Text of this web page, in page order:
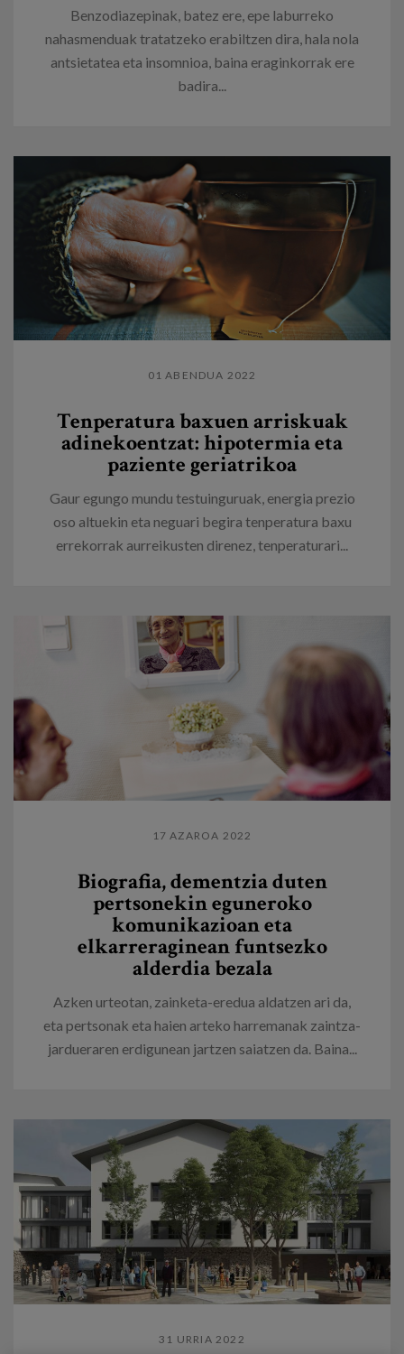
Benzodiazepinak, batez ere, epe laburreko
nahasmenduak tratatzeko erabiltzen dira, hala nola
antsietatea eta insomnioa, baina eraginkorrak ere
badira...
01 ABENDUA 2022
Tenperatura baxuen arriskuak
adinekoentzat: hipotermia eta
paziente geriatrikoa
Gaur egungo mundu testuinguruak, energia prezio
oso altuekin eta neguari begira tenperatura baxu
errekorrak aurreikusten direnez, tenperaturari...
17 AZAROA 2022
Biografia, dementzia duten
pertsonekin eguneroko
komunikazioan eta
elkarreraginean funtsezko
alderdia bezala
Azken urteotan, zainketa-eredua aldatzen ari da,
eta pertsonak eta haien arteko harremanak zaintza-
jardueraren erdigunean jartzen saiatzen da. Baina...
31 URRIA 2022